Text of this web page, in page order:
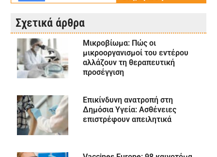
Σχετικά άρθρα
Μικροβίωμα: Πώς οι
μικροοργανισμοί του εντέρου
αλλάζουν τη θεραπευτική
προσέγγιση
Επικίνδυνη ανατροπή στη
Δημόσια Υγεία: Ασθένειες
επιστρέφουν απειλητικά